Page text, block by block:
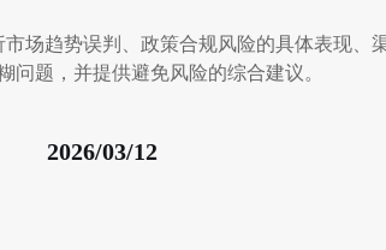
场趋势误判、政策合规风险的具体表现、
问题，并提供避免风险的综合建议。
2026/03/12